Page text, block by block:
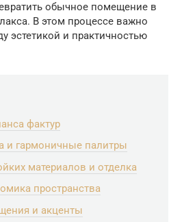
обычное помещение в
В этом процессе важно
эстетикой и практичностью
фактур
и гармоничные палитры
материалов и отделка
пространства
и акценты